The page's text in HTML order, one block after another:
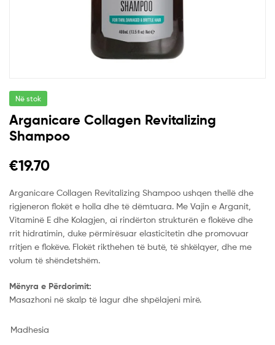
Në stok
Arganicare Collagen Revitalizing
Shampoo
€19.70
Arganicare Collagen Revitalizing Shampoo ushqen thellë dhe
rigjeneron flokët e holla dhe të dëmtuara. Me Vajin e Arganit,
Vitaminë E dhe Kolagjen, ai rindërton strukturën e flokëve dhe
rrit hidratimin, duke përmirësuar elasticitetin dhe promovuar
rritjen e flokëve. Flokët rikthehen të butë, të shkëlqyer, dhe me
volum të shëndetshëm.
Mënyra e Përdorimit:
Masazhoni në skalp të lagur dhe shpëlajeni mirë.
Madhesia